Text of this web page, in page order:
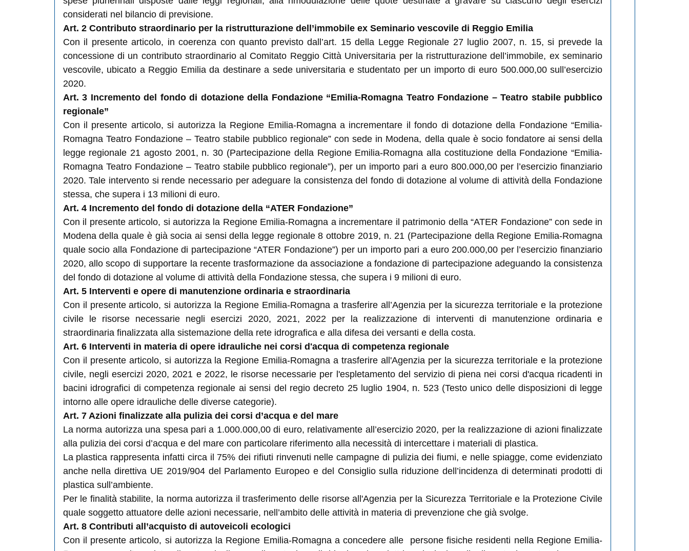
considerati nel bilancio di previsione.
Art. 2 Contributo straordinario per la ristrutturazione dell’immobile ex Seminario vescovile di Reggio Emilia
Con il presente articolo, in coerenza con quanto previsto dall’art. 15 della Legge Regionale 27 luglio 2007, n. 15, si prevede la
concessione di un contributo straordinario al Comitato Reggio Città Universitaria per la ristrutturazione dell’immobile, ex seminario
vescovile, ubicato a Reggio Emilia da destinare a sede universitaria e studentato per un importo di euro 500.000,00 sull’esercizio
2020.
Art. 3 Incremento del fondo di dotazione della Fondazione “Emilia-Romagna Teatro Fondazione – Teatro stabile pubblico
regionale”
Con il presente articolo, si autorizza la Regione Emilia-Romagna a incrementare il fondo di dotazione della Fondazione “Emilia-
Romagna Teatro Fondazione – Teatro stabile pubblico regionale” con sede in Modena, della quale è socio fondatore ai sensi della
legge regionale 21 agosto 2001, n. 30 (Partecipazione della Regione Emilia-Romagna alla costituzione della Fondazione “Emilia-
Romagna Teatro Fondazione – Teatro stabile pubblico regionale”), per un importo pari a euro 800.000,00 per l’esercizio finanziario
2020. Tale intervento si rende necessario per adeguare la consistenza del fondo di dotazione al volume di attività della Fondazione
stessa, che supera i 13 milioni di euro.
Art. 4 Incremento del fondo di dotazione della “ATER Fondazione”
Con il presente articolo, si autorizza la Regione Emilia-Romagna a incrementare il patrimonio della “ATER Fondazione” con sede in
Modena della quale è già socia ai sensi della legge regionale 8 ottobre 2019, n. 21 (Partecipazione della Regione Emilia-Romagna
quale socio alla Fondazione di partecipazione “ATER Fondazione”) per un importo pari a euro 200.000,00 per l’esercizio finanziario
2020, allo scopo di supportare la recente trasformazione da associazione a fondazione di partecipazione adeguando la consistenza
del fondo di dotazione al volume di attività della Fondazione stessa, che supera i 9 milioni di euro.
Art. 5 Interventi e opere di manutenzione ordinaria e straordinaria
Con il presente articolo, si autorizza la Regione Emilia-Romagna a trasferire all’Agenzia per la sicurezza territoriale e la protezione
civile le risorse necessarie negli esercizi 2020, 2021, 2022 per la realizzazione di interventi di manutenzione ordinaria e
straordinaria finalizzata alla sistemazione della rete idrografica e alla difesa dei versanti e della costa.
Art. 6 Interventi in materia di opere idrauliche nei corsi d'acqua di competenza regionale
Con il presente articolo, si autorizza la Regione Emilia-Romagna a trasferire all'Agenzia per la sicurezza territoriale e la protezione
civile, negli esercizi 2020, 2021 e 2022, le risorse necessarie per l'espletamento del servizio di piena nei corsi d'acqua ricadenti in
bacini idrografici di competenza regionale ai sensi del regio decreto 25 luglio 1904, n. 523 (Testo unico delle disposizioni di legge
intorno alle opere idrauliche delle diverse categorie).
Art. 7 Azioni finalizzate alla pulizia dei corsi d’acqua e del mare
La norma autorizza una spesa pari a 1.000.000,00 di euro, relativamente all’esercizio 2020, per la realizzazione di azioni finalizzate
alla pulizia dei corsi d’acqua e del mare con particolare riferimento alla necessità di intercettare i materiali di plastica.
La plastica rappresenta infatti circa il 75% dei rifiuti rinvenuti nelle campagne di pulizia dei fiumi, e nelle spiagge, come evidenziato
anche nella direttiva UE 2019/904 del Parlamento Europeo e del Consiglio sulla riduzione dell’incidenza di determinati prodotti di
plastica sull’ambiente.
Per le finalità stabilite, la norma autorizza il trasferimento delle risorse all'Agenzia per la Sicurezza Territoriale e la Protezione Civile
quale soggetto attuatore delle azioni necessarie, nell’ambito delle attività in materia di prevenzione che già svolge.
Art. 8 Contributi all’acquisto di autoveicoli ecologici
Con il presente articolo, si autorizza la Regione Emilia-Romagna a concedere alle persone fisiche residenti nella Regione Emilia-